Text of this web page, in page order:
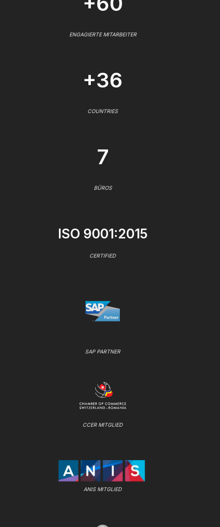
ENGAGIERTE MITARBEITER
+36
COUNTRIES
7
BÜROS
ISO 9001:2015
CERTIFIED
SAP PARTNER
CCER MITGLIED
ANIS MITGLIED